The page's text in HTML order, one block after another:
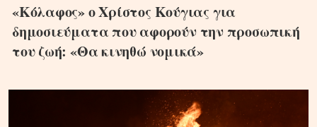
«Κόλαφος» ο Χρίστος Κούγιας για
δημοσιεύματα που αφορούν την προσωπική
του ζωή: «Θα κινηθώ νομικά»